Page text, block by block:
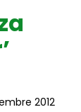
2012